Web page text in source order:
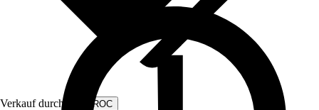
Verkauf durch: VONROC